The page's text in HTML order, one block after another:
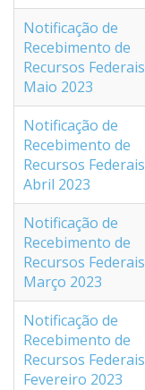
Notificação de
Recebimento de
Recursos Federais
Maio 2023
Notificação de
Recebimento de
Recursos Federais
Abril 2023
Notificação de
Recebimento de
Recursos Federais
Março 2023
Notificação de
Recebimento de
Recursos Federais
Fevereiro 2023